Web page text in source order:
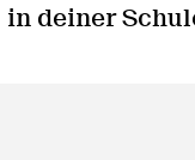
in deiner